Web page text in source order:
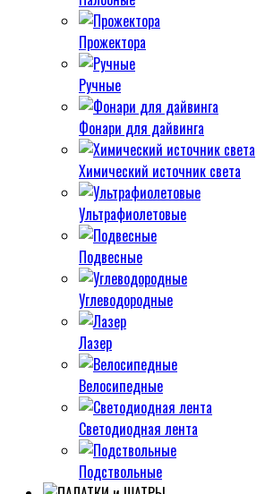
Прожектора
Ручные
Фонари для дайвинга
Химический источник света
Ультрафиолетовые
Подвесные
Углеводородные
Лазер
Велосипедные
Светодиодная лента
Подствольные